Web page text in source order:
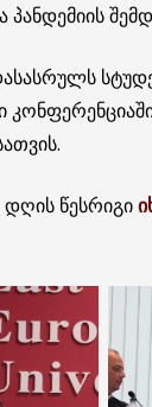
პანდემიის
წესრიგი